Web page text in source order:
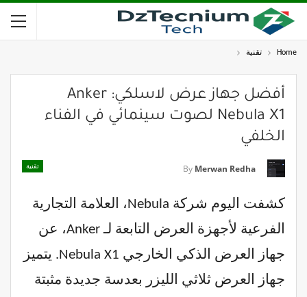
Home تقنية
أفضل جهاز عرض لاسلكي: Anker
Nebula X1 لصوت سينمائي في الفناء
الخلفي
تقنية By Merwan Redha
كشفت اليوم شركة Nebula، العلامة التجارية
الفرعية لأجهزة العرض التابعة لـ Anker، عن
جهاز العرض الذكي الخارجي Nebula X1. يتميز
جهاز العرض ثلاثي الليزر بعدسة جديدة مثبتة